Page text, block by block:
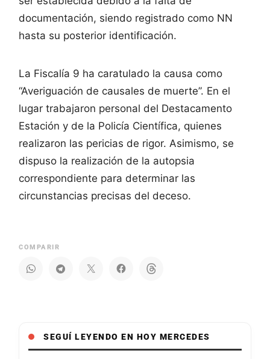
documentación, siendo registrado como NN
hasta su posterior identificación.
La Fiscalía 9 ha caratulado la causa como
“Averiguación de causales de muerte”. En el
lugar trabajaron personal del Destacamento
Estación y de la Policía Científica, quienes
realizaron las pericias de rigor. Asimismo, se
dispuso la realización de la autopsia
correspondiente para determinar las
circunstancias precisas del deceso.
COMPARIR
SEGUÍ LEYENDO EN HOY MERCEDES